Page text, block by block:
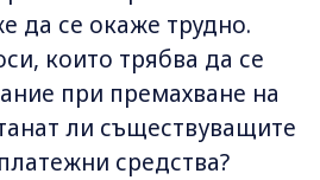
да се окаже трудно.
които трябва да се
при премахване на
ли съществуващите
средства?